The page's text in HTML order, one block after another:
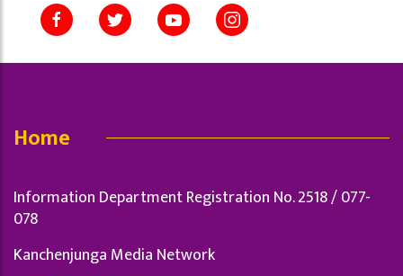
Home
Information Department Registration No. 2518 / 077-
078
Kanchenjunga Media Network